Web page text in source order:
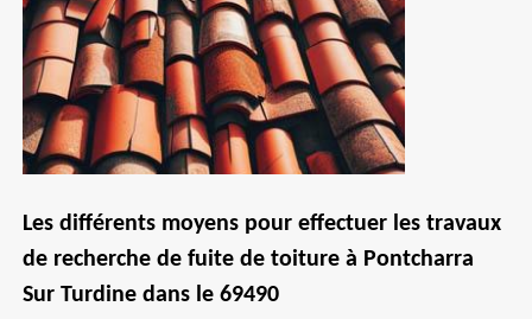
Les différents moyens pour effectuer les travaux
de recherche de fuite de toiture à Pontcharra
Sur Turdine dans le 69490